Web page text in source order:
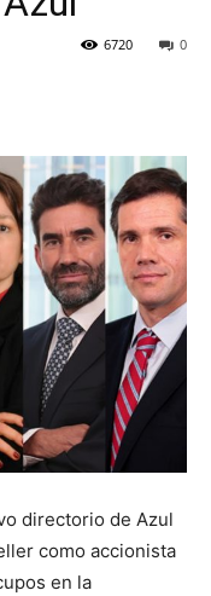
0
6720
directorio de Azul
como accionista
en la